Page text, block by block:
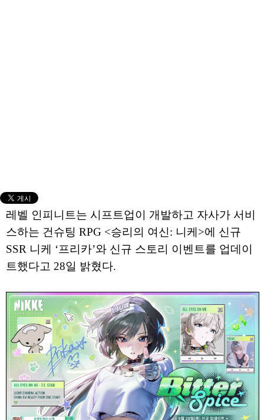
레벨 인피니트는 시프트업이 개발하고 자사가 서비
스하는 건슈팅 RPG <승리의 여신: 니케>에 신규
SSR 니케 ‘프리카’와 신규 스토리 이벤트를 업데이
트했다고 28일 밝혔다.